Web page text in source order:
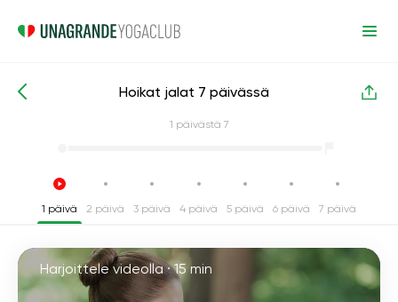
Intensiiviset joogakurssit Jalat
Hoikat jalat 7 päivässä
1 päivästä 7
1 päivä 2 päivä 3 päivä 4 päivä 5 päivä 6 päivä 7 päivä
Harjoittele videolla ·15 min